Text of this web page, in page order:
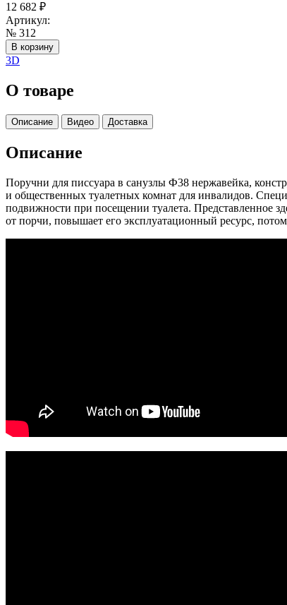
12 682 ₽
Артикул:
№ 312
В корзину
3D
О товаре
Описание Видео Доставка
Описание
Поручни для писсуара в санузлы Ф38 нержавейка,
и общественных туалетных комнат для инвалидов.
подвижности при посещении туалета. Представленное
от порчи, повышает его эксплуатационный ресурс,